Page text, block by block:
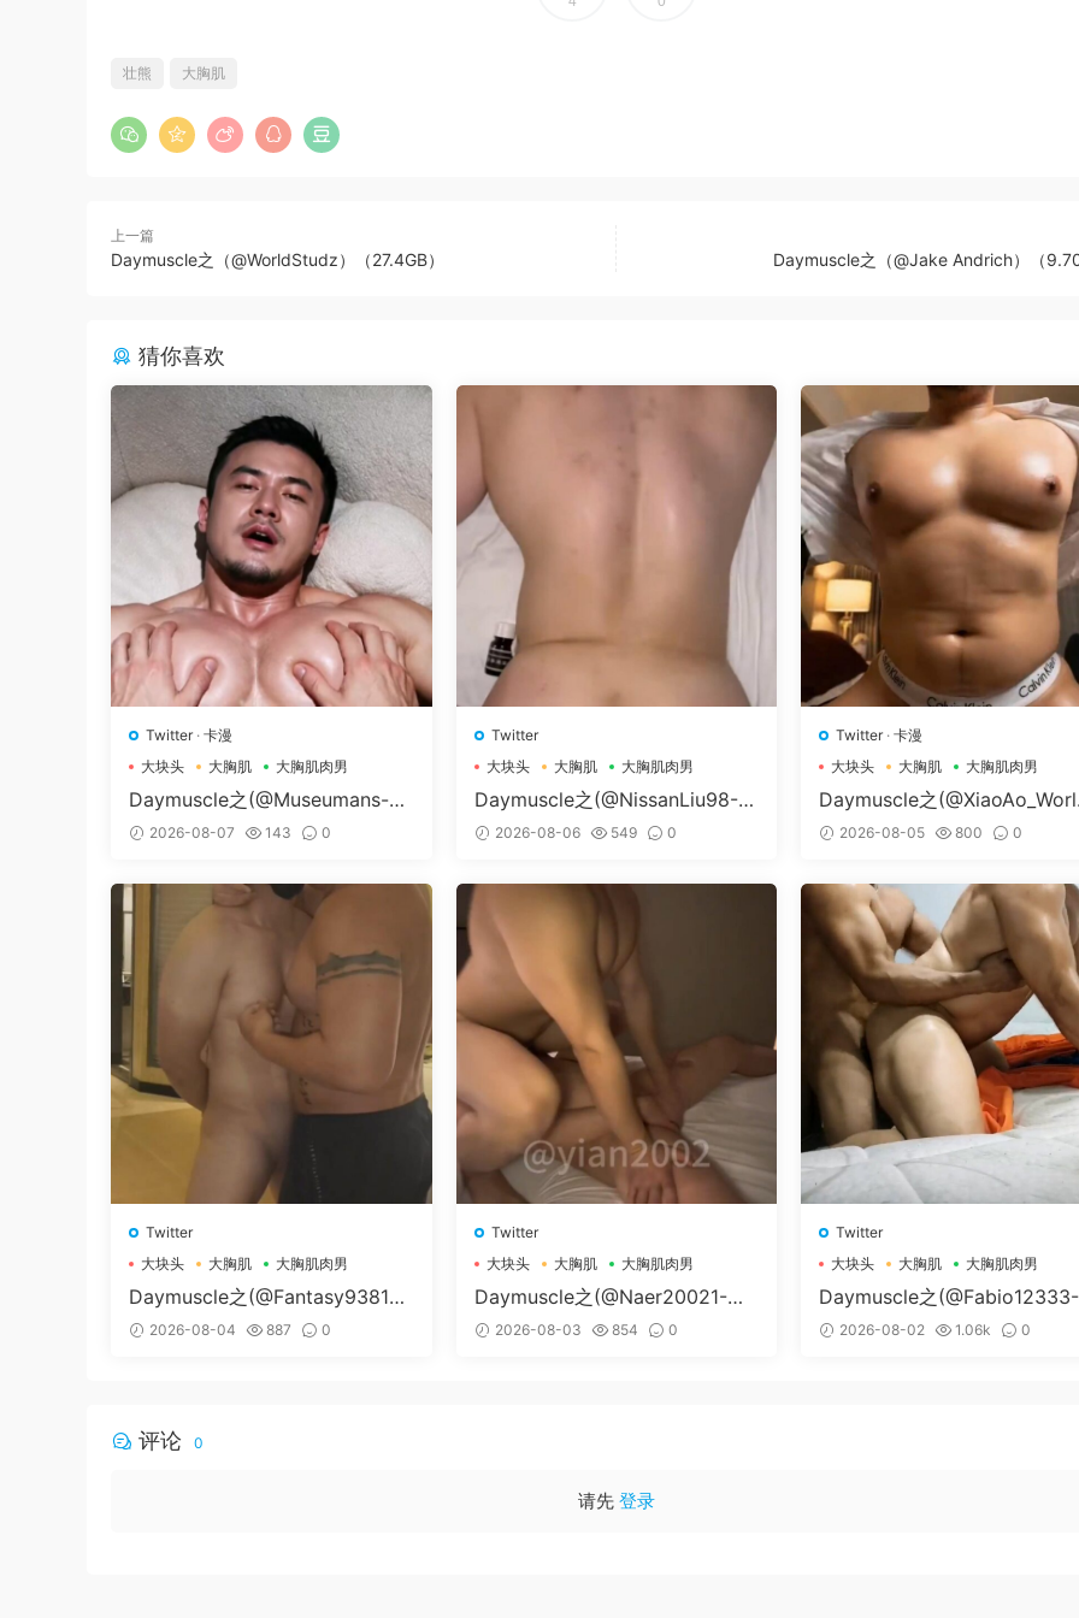
壮熊 大胸肌
上一篇
Daymuscle之（@WorldStudz）（27.4GB） Daymuscle之（@Jake Andrich）（
猜你喜欢
Twitter· 卡漫
大块头
大胸肌 大胸肌肉男
Daymuscle之(@Museumans-@
Museuman）
2026-08-07 143 0
Twitter
大块头
大胸肌 大胸肌肉男
Daymuscle之(@NissanLiu98-@
Nissan98）
2026-08-06 549 0
Twitter·卡漫
大块头
大胸肌 大胸肌肉男
Daymuscle之
@XiaoAo.art）
2026-08-05 800 0
Twitter
大块头
大胸肌 大胸肌肉男
Daymuscle之(@Fantasy938155
79-@孔控Kong）
2026-08-04 887 0
Twitter
大块头
大胸肌 大胸肌肉男
Daymuscle之(@Naer20021-@
纳尔）
2026-08-03 854 0
Twitter
大块头
大胸肌 大胸肌肉男
Daymuscle之
辛叔是个G）
2026-08-02 1.06k 0
评论 0
请先 登录